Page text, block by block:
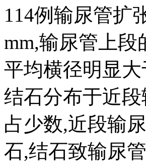
114例输尿管扩
mm,输尿管上段
平均横径明显
结石分布于近
占少数,近段输
石,结石致输尿